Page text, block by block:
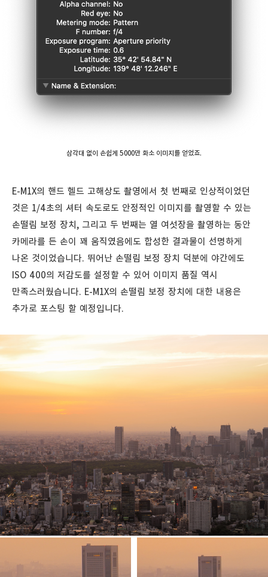
삼각대 없이 손쉽게 5000만 화소 이미지를 얻었죠.
E-M1X의 핸드 헬드 고해상도 촬영에서 첫 번째로 인상적이었던
것은 1/4초의 셔터 속도로도 안정적인 이미지를 촬영할 수 있는
손떨림 보정 장치, 그리고 두 번째는 열 여섯장을 촬영하는 동안
카메라를 든 손이 꽤 움직였음에도 합성한 결과물이 선명하게
나온 것이었습니다. 뛰어난 손떨림 보정 장치 덕분에 야간에도
ISO 400의 저감도를 설정할 수 있어 이미지 품질 역시
만족스러웠습니다. E-M1X의 손떨림 보정 장치에 대한 내용은
추가로 포스팅 할 예정입니다.